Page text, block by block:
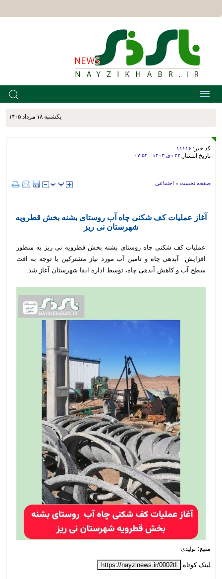
يکشنبه ۱۸ مرداد ۱۴۰۵
کد خبر: ۱۱۱۱۶
تاریخ انتشار:۲۳ دی ۱۴۰۳ - ۰۷:۵۲
صفحه نخست » اجتماعی
آغاز عملیات کف شکنی چاه آب روستای بشنه بخش قطرویه
شهرستان نی ریز
عملیات کف شکنی چاه روستای بشنه بخش قطرویه نی ریز به منظور
افزایش آبدهی چاه و تامین آب مورد نیاز مشترکین با توجه به افت
سطح آب و کاهش آبدهی چاه، توسط اداره ابفا شهرستان آغاز شد.
منبع: تولیدی
لینک کوتاه: https://nayzinews.ir/0002tI